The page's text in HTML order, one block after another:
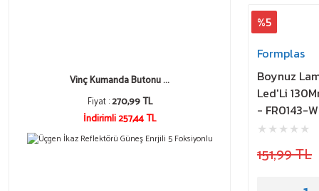
Vinç Kumanda Butonu ...
Fiyat :270,99 TL
İndirimli 257,44 TL
%5
Formplas
Boynuz
Led'Li
- FR0143-
151,99 TL